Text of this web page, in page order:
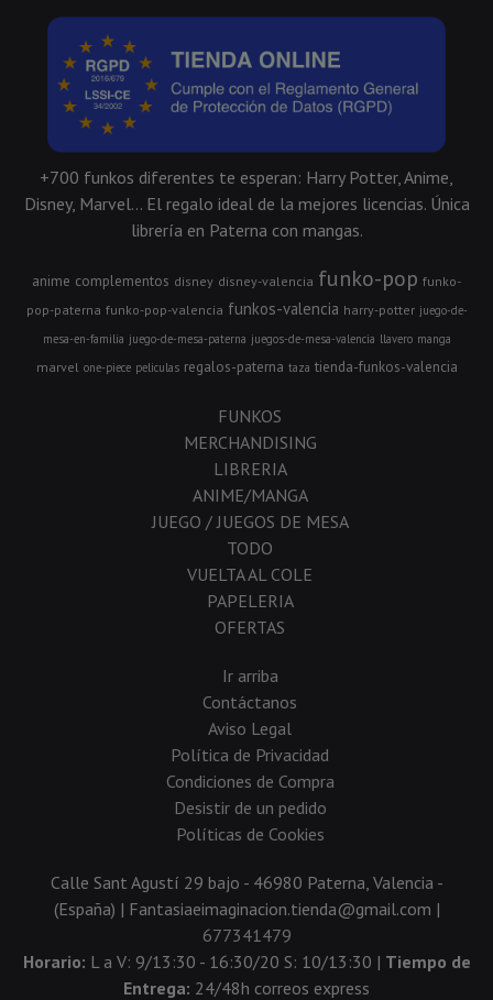
+700 funkos diferentes te esperan: Harry Potter, Anime,
Disney, Marvel... El regalo ideal de la mejores licencias. Única
librería en Paterna con mangas.
anime complementos disney disney-valencia funko-pop funko-
pop-paterna funko-pop-valencia funkos-valencia harry-potter juego-de-
mesa-en-familia juego-de-mesa-paterna juegos-de-mesa-valencia llavero manga
marvel one-piece peliculas regalos-paterna taza tienda-funkos-valencia
FUNKOS
MERCHANDISING
LIBRERIA
ANIME/MANGA
JUEGO / JUEGOS DE MESA
TODO
VUELTA AL COLE
PAPELERIA
OFERTAS
Ir arriba
Contáctanos
Aviso Legal
Política de Privacidad
Condiciones de Compra
Desistir de un pedido
Políticas de Cookies
Calle Sant Agustí 29 bajo - 46980 Paterna, Valencia -
(España) | Fantasiaeimaginacion.tienda@gmail.com |
677341479
Horario: L a V: 9/13:30 - 16:30/20 S: 10/13:30 | Tiempo de
Entrega: 24/48h correos express